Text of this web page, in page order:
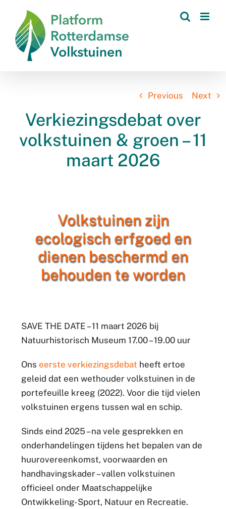
content
Previous Next
Verkiezingsdebat over
volkstuinen & groen – 11
maart 2026
Volkstuinen zijn
ecologisch erfgoed en
dienen beschermd en
behouden te worden
SAVE THE DATE – 11 maart 2026 bij
Natuurhistorisch Museum 17.00 – 19.00 uur
Ons eerste verkiezingsdebat heeft ertoe
geleid dat een wethouder volkstuinen in de
portefeuille kreeg (2022). Voor die tijd vielen
volkstuinen ergens tussen wal en schip.
Sinds eind 2025 – na vele gesprekken en
onderhandelingen tijdens het bepalen van de
huurovereenkomst, voorwaarden en
handhavingskader – vallen volkstuinen
officieel onder Maatschappelijke
Ontwikkeling- Sport, Natuur en Recreatie.